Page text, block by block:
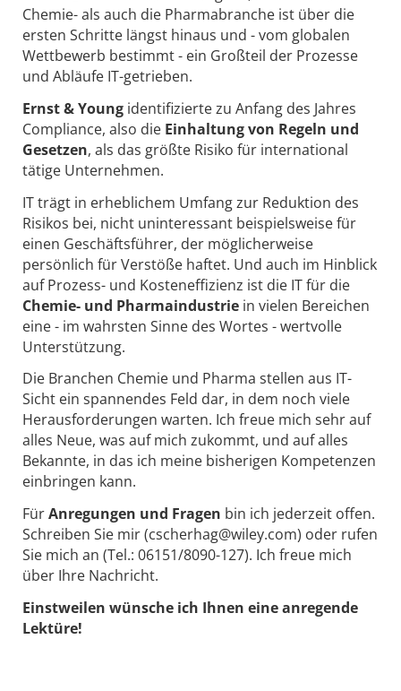
Chemie- als auch die Pharmabranche ist über die
ersten Schritte längst hinaus und - vom globalen
Wettbewerb bestimmt - ein Großteil der Prozesse
und Abläufe IT-getrieben.
Ernst & Young identifizierte zu Anfang des Jahres
Compliance, also die Einhaltung von Regeln und
Gesetzen, als das größte Risiko für international
tätige Unternehmen.
IT trägt in erheblichem Umfang zur Reduktion des
Risikos bei, nicht uninteressant beispielsweise für
einen Geschäftsführer, der möglicherweise
persönlich für Verstöße haftet. Und auch im Hinblick
auf Prozess- und Kosteneffizienz ist die IT für die
Chemie- und Pharmaindustrie in vielen Bereichen
eine - im wahrsten Sinne des Wortes - wertvolle
Unterstützung.
Die Branchen Chemie und Pharma stellen aus IT-
Sicht ein spannendes Feld dar, in dem noch viele
Herausforderungen warten. Ich freue mich sehr auf
alles Neue, was auf mich zukommt, und auf alles
Bekannte, in das ich meine bisherigen Kompetenzen
einbringen kann.
FürAnregungen und Fragen bin ich jederzeit offen.
Schreiben Sie mir (cscherhag@wiley.com) oder rufen
Sie mich an (Tel.: 06151/8090-127). Ich freue mich
über Ihre Nachricht.
Einstweilen wünsche ich Ihnen eine anregende
Lektüre!